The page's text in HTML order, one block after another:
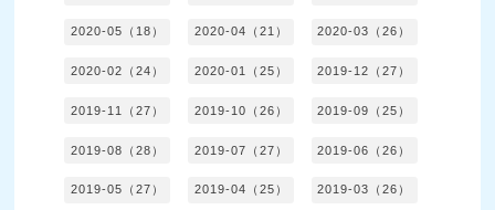
2020-05（18） 2020-04（21） 2020-03（26）
2020-02（24） 2020-01（25） 2019-12（27）
2019-11（27） 2019-10（26） 2019-09（25）
2019-08（28） 2019-07（27） 2019-06（26）
2019-05（27） 2019-04（25） 2019-03（26）